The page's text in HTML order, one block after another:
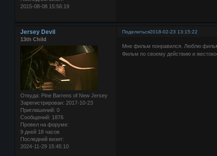
2015-08-08 15:56:19
Поделиться2018-02-23 13:15:22
Jersey Devil
13th Child
Откуда: Pine Barrens of New Jersey
Зарегистрирован: 2017-10-23
Приглашений: 0
Сообщений: 1876
Провел на форуме:
9 дней 18 часов
Последний визит:
2024-11-29 15:45:10
Мне фильм понравился. Люблю
Фильм по своему действию и